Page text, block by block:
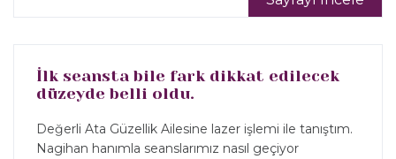
İlk seansta bile fark dikkat edilecek
düzeyde belli oldu.
Değerli Ata Güzellik Ailesine lazer işlemi ile tanıştım.
Nagihan hanımla seanslarımız nasıl geçiyor